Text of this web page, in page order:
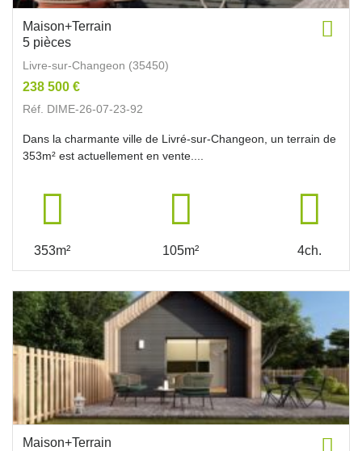
Maison+Terrain
5 pièces
Livre-sur-Changeon (35450)
238 500 €
Réf. DIME-26-07-23-92
Dans la charmante ville de Livré-sur-Changeon, un terrain de
353m² est actuellement en vente....
353m² 105m² 4ch.
Maison+Terrain